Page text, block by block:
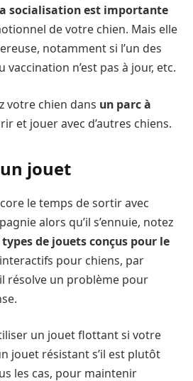
socialisation est importante
de votre chien. Mais elle
notamment si l’un des
vaccination n’est pas à jour, etc.
votre chien dans un parc à
et jouer avec d’autres chiens.
jouet
le temps de sortir avec
alors qu’il s’ennuie, notez
de jouets conçus pour le
interactifs pour chiens, par
résolve un problème pour
un jouet flottant si votre
jouet résistant s’il est plutôt
les cas, pour maintenir